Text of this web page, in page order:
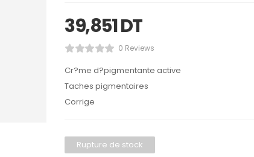
39,851DT
0 Reviews
Cr?me d?pigmentante active
Taches pigmentaires
Corrige
Rupture de stock